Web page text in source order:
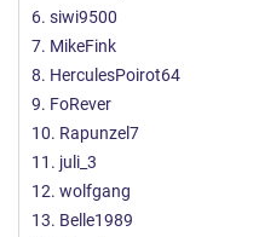
6. siwi9500
7. MikeFink
8. HerculesPoirot64
9. FoRever
10. Rapunzel7
11. juli_3
12. wolfgang
13. Belle1989